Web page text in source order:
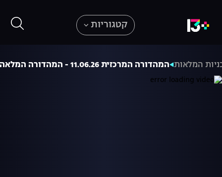
קטגוריות
המלאות המהדורה המרכזית 11.06.26 - המהדורה המלאה